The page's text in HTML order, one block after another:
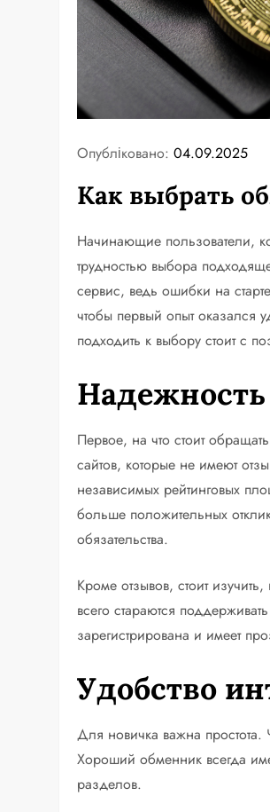
Опубліковано:04.09.2025
Как выбрать
Начинающие пользователи,
трудностью выбора
сервис, ведь ошибки на
чтобы первый опыт
подходить к выбору стоит с
Надежность
Первое, на что стоит
сайтов, которые не имеют
независимых рейтинговых
больше положительных
обязательства.
Кроме отзывов, стоит
всего стараются
зарегистрирована и имеет
Удобство
Для новичка важна простота.
Хороший обменник всегда
разделов.